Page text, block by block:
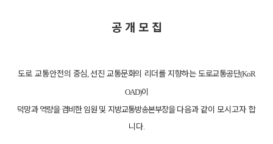
공 개 모 집
도로 교통안전의 중심, 선진 교통문화의 리더를 지향하는 도로교통공단(KoR
OAD)이
덕망과 역량을 겸비한임원 및 지방교통방송본부장을다음과 같이 모시고자 합
니다.